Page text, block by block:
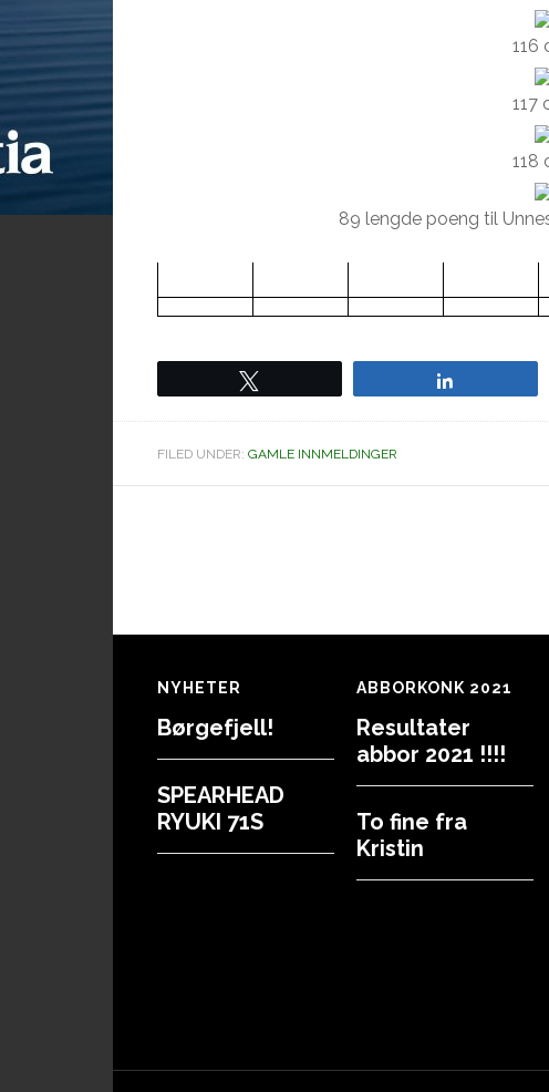
116
117
118
89 lengde poeng til
FILED UNDER: GAMLE INNMELDINGER
Footer
NYHETER
Børgefjell!
SPEARHEAD
RYUKI 71S
ABBORKONK 2021
Resultater
abbor 2021 !!!!
To fine fra
Kristin